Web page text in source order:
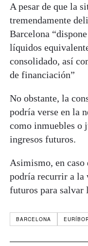
A pesar de que la
tremendamente
Barcelona
líquidos
consolidado, así
de financiación”
No obstante, la
podría verse en la
como inmuebles o
ingresos futuros.
Asimismo, en caso
podría recurrir a la
futuros para salvar
BARCELONA